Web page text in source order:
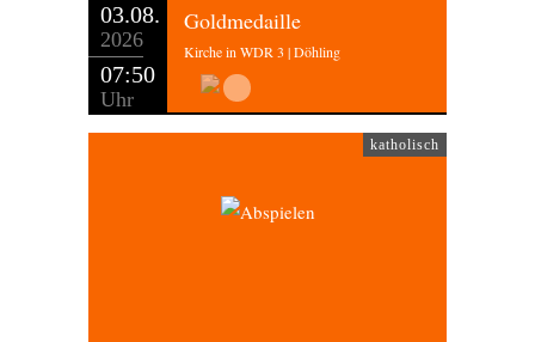
03.08.
2026
07:50
Uhr
Goldmedaille
Kirche in WDR 3 | Döhling
katholisch